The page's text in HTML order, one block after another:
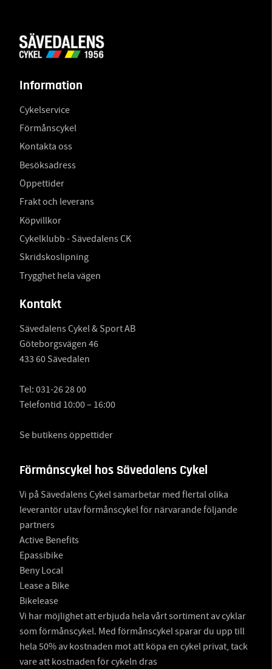
Information
Cykelservice
Förmånscykel
Kontakta oss
Besöksadress
Öppettider
Frakt och leverans
Köpvillkor
Cykelklubb - Sävedalens CK
Skridskoslipning
Trygghet hela vägen
Kontakt
Sävedalens Cykel & Sport AB
Göteborgsvägen 46
433 60 Sävedalen
Tel: 031-26 28 00
Telefontid 10:00 – 16:00
Se butikens öppettider
Förmånscykel hos Sävedalens Cykel
Vi på Sävedalens Cykel samarbetar med flertal olika
leverantör utav förmånscykel för närvarande följande
partners
Active Benefits
Epassibike
Beny Local
Lease a Bike
Bikelease
Vi har möjlighet att erbjuda hela vårt sortiment av cyklar
som förmånscykel. Med förmånscykel sparar du upp till
hela 50% av kostnaden mot att köpa en cykel privat, tack
vare att kostnaden för cykeln dras